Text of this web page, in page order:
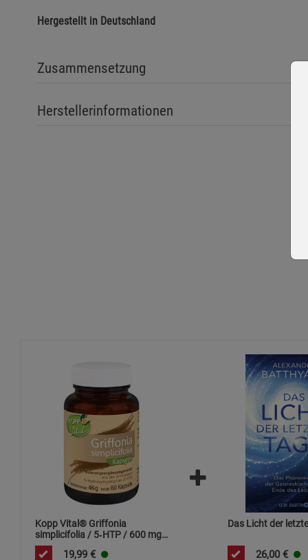
Hergestellt in Deutschland
Zusammensetzung
Herstellerinformationen
Kopp Vital® Griffonia
simplicifolia / 5‑HTP / 600 mg /
60 Kapseln
19,99 €
Das Licht der
26,00 €